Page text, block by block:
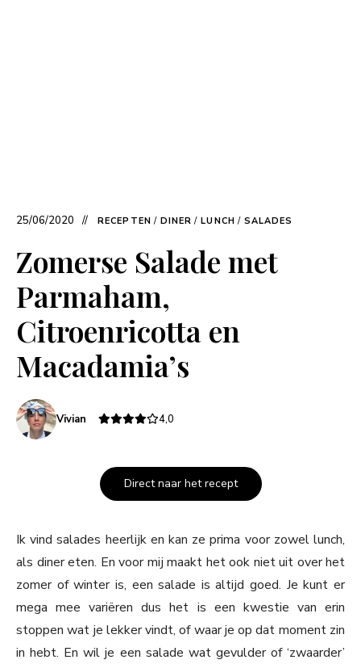
25/06/2020 RECEPTEN / DINER / LUNCH / SALADES
Zomerse Salade met
Parmaham,
Citroenricotta en
Macadamia’s
Vivian 4,0
Direct naar het recept
Ik vind salades heerlijk en kan ze prima voor zowel lunch,
als diner eten. En voor mij maakt het ook niet uit over het
zomer of winter is, een salade is altijd goed. Je kunt er
mega mee variëren dus het is een kwestie van erin
stoppen wat je lekker vindt, of waar je op dat moment zin
in hebt. En wil je een salade wat gevulder of ‘zwaarder’